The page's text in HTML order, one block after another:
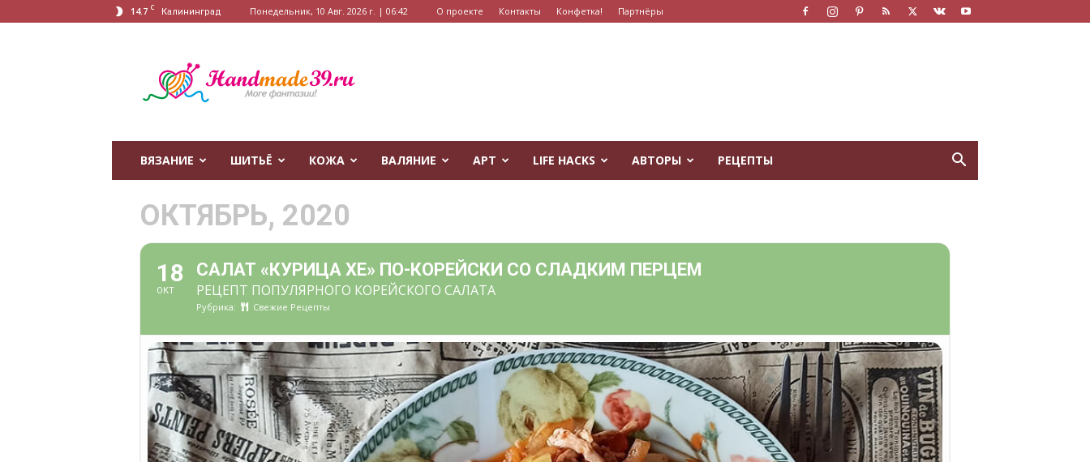
14.7 C Калининград Понедельник, 10 Авг. 2026 г. | 06:42 О проекте Контакты Конфетка! Партнёры
ВЯЗАНИЕ ШИТЬЁ КОЖА ВАЛЯНИЕ АРТ LIFE HACKS АВТОРЫ РЕЦЕПТЫ
ОКТЯБРЬ, 2020
18
ОКТ
САЛАТ «КУРИЦА ХЕ» ПО-КОРЕЙСКИ СО СЛАДКИМ ПЕРЦЕМ
РЕЦЕПТ ПОПУЛЯРНОГО КОРЕЙСКОГО САЛАТА
Рубрика: Свежие Рецепты